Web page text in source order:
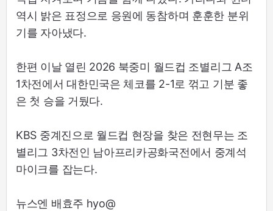
역시 밝은 표정으로 응원에 동참하며 훈훈한 분위
기를 자아냈다.
한편 이날 열린 2026 북중미 월드컵 조별리그 A조
1차전에서 대한민국은 체코를 2-1로 꺾고 기분 좋
은 첫 승을 거뒀다.
KBS 중계진으로 월드컵 현장을 찾은 전현무는 조
별리그 3차전인 남아프리카공화국전에서 중계석
마이크를 잡는다.
뉴스엔 배효주 hyo@